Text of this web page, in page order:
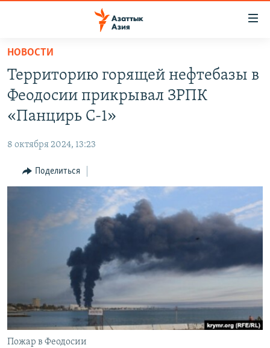
Вернуться
основному
содержанию
Вернутся
главной
навигации
Вернутся
КАЗАХСТАН
КЫРГЫЗСТАН
ТАДЖИКИСТАН
НОВОСТИ
ВОЙНА В УКРАИНЕ
ҚАЗАҚША
КЫРГЫЗЧА
Все сайты РСЕ/РС
НОВОСТИ
Территорию горящей нефтебазы в
Феодосии прикрывал ЗРПК
«Панцирь С-1»
8 октября 2024, 13:23
Поделиться
Пожар в Феодосии